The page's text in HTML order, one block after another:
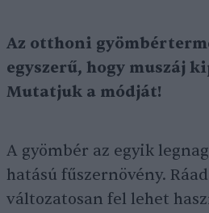
Az otthoni
egyszerű, hogy muszáj
Mutatjuk a módját!
A gyömbér az egyik
hatású fűszernövény.
változatosan fel lehet